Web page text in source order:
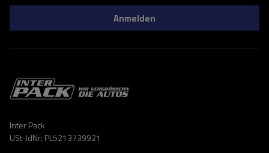
Anmelden
Inter Pack
USt-IdNr: PL5213739921